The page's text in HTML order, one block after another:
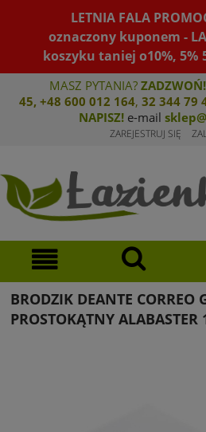
LETNIA FALA
oznaczony kuponem -
koszyku taniej o10%, 5%
MASZ PYTANIA? ZADZWOŃ!
45, +48 600 012 164, 32 344 79
NAPISZ! e-mail
ZAREJESTRUJ SIĘ
BRODZIK DEANTE CORREO
PROSTOKĄTNY ALABASTER